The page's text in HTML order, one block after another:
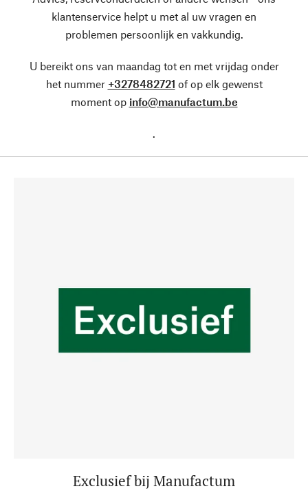
klantenservice helpt u met al uw vragen en
problemen persoonlijk en vakkundig.
U bereikt ons van maandag tot en met vrijdag onder
het nummer +3278482721 of op elk gewenst
moment op info@manufactum.be
.
Exclusief bij Manufactum